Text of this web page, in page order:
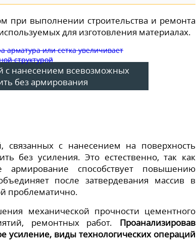
при выполнении строительства и ремонта
для изготовления материалах.
с нанесением всевозможных
без армирования
связанных с нанесением на поверхность
без усиления. Это естественно, так как
армирование способствует повышению
после затвердевания массив в
проблематично.
механической прочности цементного
ремонтных работ. Проанализировав
усиление, виды технологических операций